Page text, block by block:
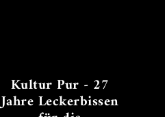
Kultur Pur - 27
Jahre Leckerbissen